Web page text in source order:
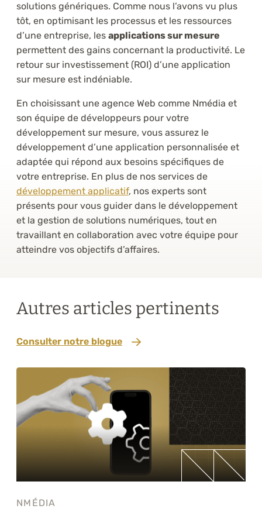
solutions génériques. Comme nous l’avons vu plus
tôt, en optimisant les processus et les ressources
d’une entreprise, les applications sur mesure
permettent des gains concernant la productivité. Le
retour sur investissement (ROI) d’une application
sur mesure est indéniable.
En choisissant une agence Web comme Nmédia et
son équipe de développeurs pour votre
développement sur mesure, vous assurez le
développement d’une application personnalisée et
adaptée qui répond aux besoins spécifiques de
votre entreprise. En plus de nos services de
développement applicatif, nos experts sont
présents pour vous guider dans le développement
et la gestion de solutions numériques, tout en
travaillant en collaboration avec votre équipe pour
atteindre vos objectifs d’affaires.
Autres articles pertinents
Consulter notre blogue
NMÉDIA